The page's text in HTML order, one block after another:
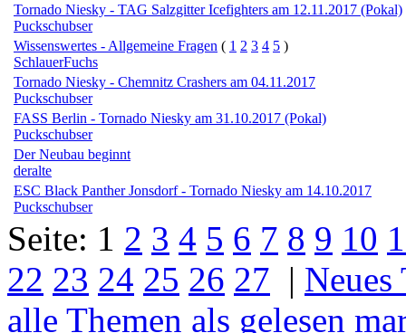
Tornado Niesky - TAG Salzgitter Icefighters am 12.11.2017 (Pokal)
Puckschubser
Wissenswertes - Allgemeine Fragen ( 1 2 3 4 5 )
SchlauerFuchs
Tornado Niesky - Chemnitz Crashers am 04.11.2017
Puckschubser
FASS Berlin - Tornado Niesky am 31.10.2017 (Pokal)
Puckschubser
Der Neubau beginnt
deralte
ESC Black Panther Jonsdorf - Tornado Niesky am 14.10.2017
Puckschubser
Seite: 1 2 3 4 5 6 7 8 9 10
22 23 24 25 26 27 | Neues
alle Themen als gelesen